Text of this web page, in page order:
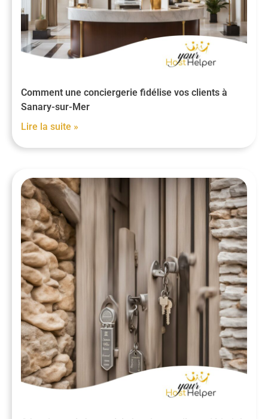
Comment une conciergerie fidélise vos clients à
Sanary-sur-Mer
Lire la suite »